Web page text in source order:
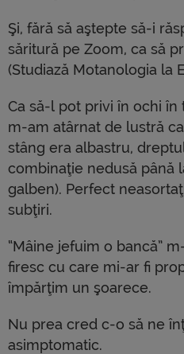
Şi, fără să aştepte să-i
săritură pe Zoom, ca să
(Studiază Motanologia la
Ca să-l pot privi în ochi în
m-am atârnat de lustră
stâng era albastru,
combinaţie nedusă până
galben). Perfect
subţiri.
“Mâine jefuim o bancă”
firesc cu care mi-ar fi
împărţim un şoarece.
Nu prea cred c-o să ne
asimptomatic.